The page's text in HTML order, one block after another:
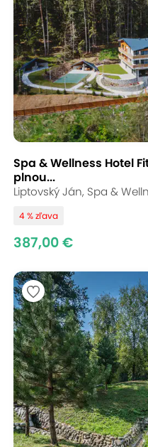
Spa & Wellness Hotel
plnou...
Liptovský Ján, Spa &
4 % zľava
387,00 €